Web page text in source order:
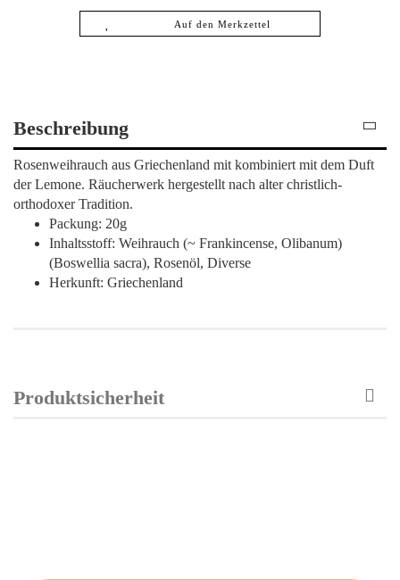
Auf den Merkzettel
Beschreibung
Rosenweihrauch aus Griechenland mit kombiniert mit dem Duft
der Lemone. Räucherwerk hergestellt nach alter christlich-
orthodoxer Tradition.
Packung: 20g
Inhaltsstoff: Weihrauch (~ Frankincense, Olibanum)
(Boswellia sacra), Rosenöl, Diverse
Herkunft: Griechenland
Produktsicherheit